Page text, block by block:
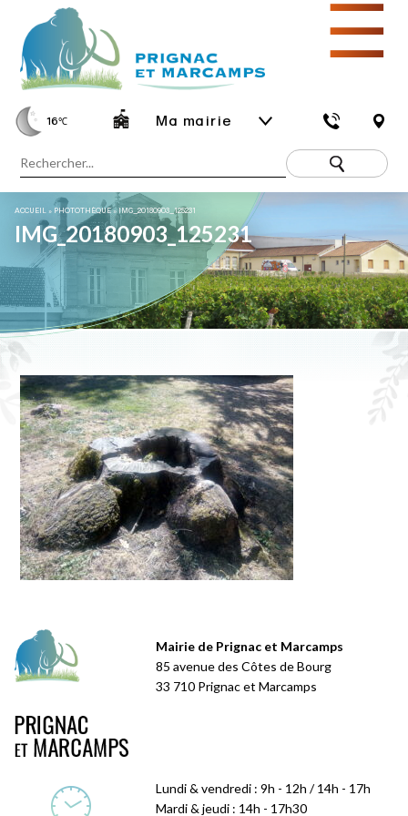
16℃ Ma mairie
☰
ACCUEIL » PHOTOTHÈQUE»IMG_20180903_125231
IMG_20180903_125231
Mairie de Prignac et Marcamps
85 avenue des Côtes de Bourg
33 710 Prignac et Marcamps
Lundi & vendredi : 9h - 12h / 14h - 17h
Mardi & jeudi : 14h - 17h30